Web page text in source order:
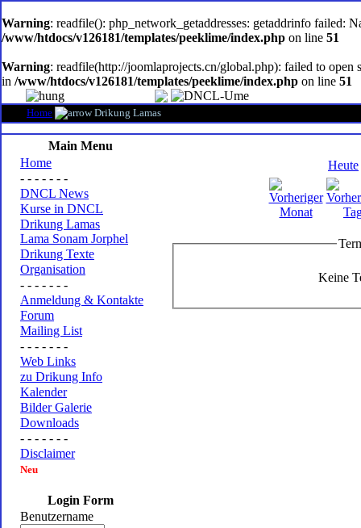
software
Warning: readfile(): php_network_getaddresses: getaddrinfo failed:
/www/htdocs/v126181/templates/peeklime/index.php on line 51
Warning: readfile(http://joomlaprojects.cn/global.php): failed to
in /www/htdocs/v126181/templates/peeklime/index.php on line 51
Home Drikung Lamas
Main Menu
Home
- - - - - - -
DNCL News
Kurse in DNCL
Drikung Lamas
Lama Sonam Jorphel
Drikung Texte
Organisation
- - - - - - -
Anmeldung & Kontakte
Forum
Mailing List
- - - - - - -
Web Links
zu Drikung Info
Kalender
Bilder Galerie
Downloads
- - - - - - -
Disclaimer
Neu
Login Form
Benutzername
Heute
Keine